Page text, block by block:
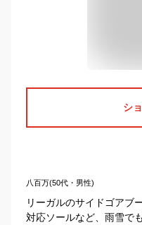
シ
八百万(50代・男性)
リーガルのサイドゴアブ
対応ソールなど、雨雪で